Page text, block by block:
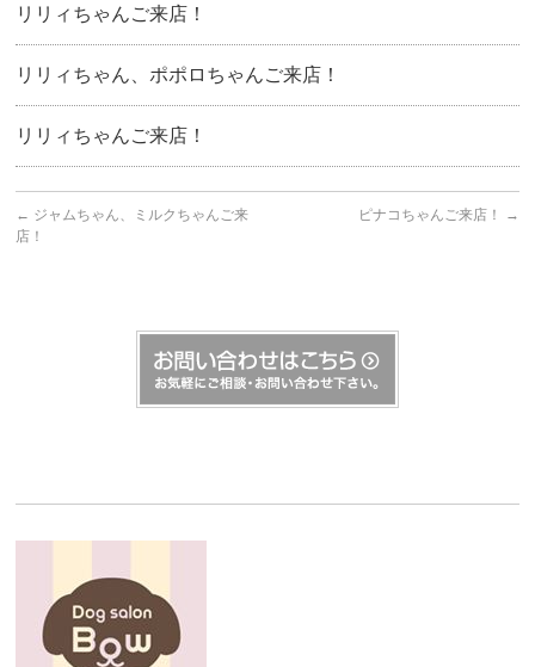
リリィちゃんご来店！
リリィちゃん、ポポロちゃんご来店！
リリィちゃんご来店！
← ジャムちゃん、ミルクちゃんご来
店！
ピナコちゃんご来店！ →